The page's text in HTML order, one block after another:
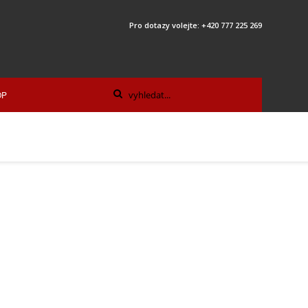
Pro dotazy volejte: +420 777 225 269